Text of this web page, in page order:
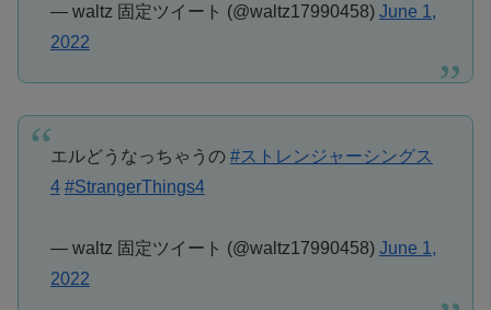
— waltz 固定ツイート (@waltz17990458) June 1,
2022
エルどうなっちゃうの #ストレンジャーシングス
4 #StrangerThings4
— waltz 固定ツイート (@waltz17990458) June 1,
2022